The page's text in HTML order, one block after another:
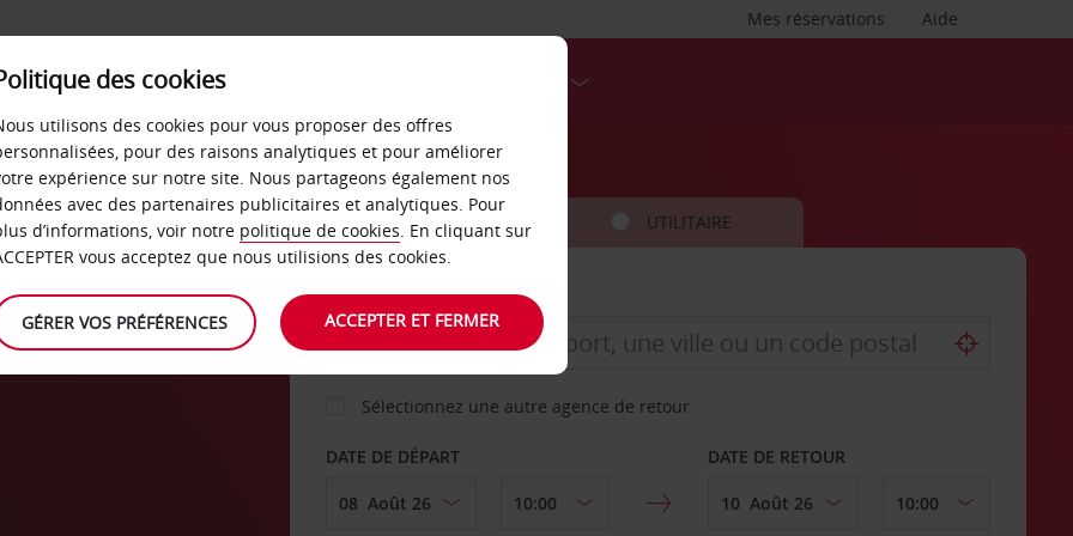
Aide
Mes réservations
LIBRE-SERVICE
VOITURE UTILITAIRE
AGENCE DE DÉPART
Sélectionnez une autre agence de retour
DATE DE DÉPART DATE DE RETOUR
des cookies
utilisons des cookies pour vous proposer des offres
pour des raisons analytiques et pour améliorer
expérience sur notre site. Nous partageons également nos
avec des partenaires publicitaires et analytiques. Pour
d’informations, voir notre politique de cookies. En cliquant sur
vous acceptez que nous utilisions des cookies.
GÉRER VOS PRÉFÉRENCES ACCEPTER ET FERMER